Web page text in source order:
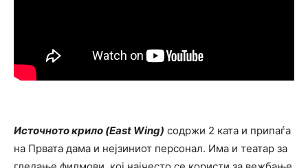
Источното крило (East Wing) содржи 2 ката и припаѓа
на Првата дама и нејзиниот персонал. Има и театар за